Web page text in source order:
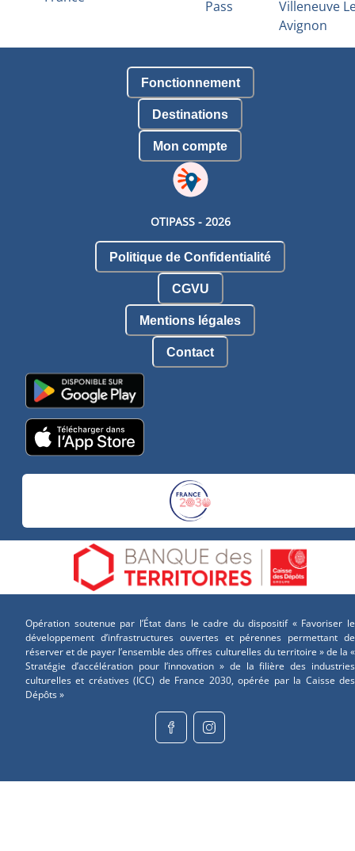
Pass
Villeneuve
Avignon
Fonctionnement
Destinations
Mon compte
OTIPASS - 2026
Politique de Confidentialité
CGVU
Mentions légales
Contact
Opération soutenue par l’État dans le cadre du dispositif « Favoriser le
développement d’infrastructures ouvertes et pérennes permettant de
réserver et de payer l’ensemble des offres culturelles du territoire » de la «
Stratégie d’accélération pour l’innovation » de la filière des industries
culturelles et créatives (ICC) de France 2030, opérée par la Caisse des
Dépôts »